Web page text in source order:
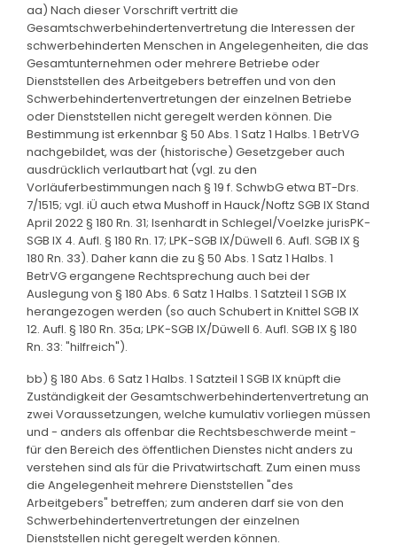
aa) Nach dieser Vorschrift vertritt die
Gesamtschwerbehindertenvertretung die Interessen der
schwerbehinderten Menschen in Angelegenheiten, die das
Gesamtunternehmen oder mehrere Betriebe oder
Dienststellen des Arbeitgebers betreffen und von den
Schwerbehindertenvertretungen der einzelnen Betriebe
oder Dienststellen nicht geregelt werden können. Die
Bestimmung ist erkennbar § 50 Abs. 1 Satz 1 Halbs. 1 BetrVG
nachgebildet, was der (historische) Gesetzgeber auch
ausdrücklich verlautbart hat (vgl. zu den
Vorläuferbestimmungen nach § 19 f. SchwbG etwa BT-Drs.
7/1515; vgl. iÜ auch etwa Mushoff in Hauck/Noftz SGB IX Stand
April 2022 § 180 Rn. 31; Isenhardt in Schlegel/Voelzke jurisPK-
SGB IX 4. Aufl. § 180 Rn. 17; LPK-SGB IX/Düwell 6. Aufl. SGB IX §
180 Rn. 33). Daher kann die zu § 50 Abs. 1 Satz 1 Halbs. 1
BetrVG ergangene Rechtsprechung auch bei der
Auslegung von § 180 Abs. 6 Satz 1 Halbs. 1 Satzteil 1 SGB IX
herangezogen werden (so auch Schubert in Knittel SGB IX
12. Aufl. § 180 Rn. 35a; LPK-SGB IX/Düwell 6. Aufl. SGB IX § 180
Rn. 33: "hilfreich").
bb) § 180 Abs. 6 Satz 1 Halbs. 1 Satzteil 1 SGB IX knüpft die
Zuständigkeit der Gesamtschwerbehindertenvertretung an
zwei Voraussetzungen, welche kumulativ vorliegen müssen
und - anders als offenbar die Rechtsbeschwerde meint -
für den Bereich des öffentlichen Dienstes nicht anders zu
verstehen sind als für die Privatwirtschaft. Zum einen muss
die Angelegenheit mehrere Dienststellen "des
Arbeitgebers" betreffen; zum anderen darf sie von den
Schwerbehindertenvertretungen der einzelnen
Dienststellen nicht geregelt werden können.